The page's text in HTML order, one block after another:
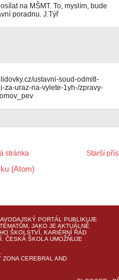
na MŠMT. To, myslím, bude
poradnu. J.Týř
ustavni-soud-odmitl-
za-uraz-na-vylete-1yh-/zpravy-
Starší
stránka
(Atom)
PORTÁL PUBLIKUJE
JAKO JE AKTUÁLNĚ
ŠKOLSTVÍ, KARIÉRNÍ ŘÁD
ČESKÁ ŠKOLA UMOŽŇUJE
ZONA CEREBRAL AND